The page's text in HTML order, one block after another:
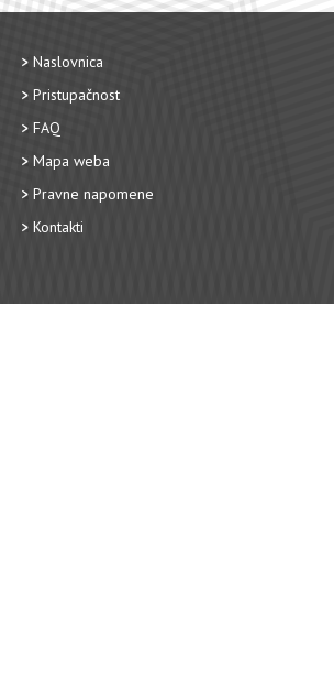
Naslovnica
Pristupačnost
FAQ
Mapa weba
Pravne napomene
Kontakti